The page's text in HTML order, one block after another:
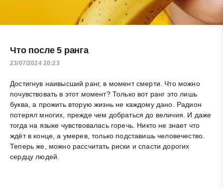
Что после 5 ранга
23/07/2024 20:23
Достигнув наивысший ранг, в момент смерти. Что можно
почувствовать в этот момент? Только вот ранг это лишь
буква, а прожить вторую жизнь не каждому дано. Радион
потерял многих, прежде чем добраться до величия. И даже
тогда на языке чувствовалась горечь. Никто не знает что
ждёт в конце, а умерев, только подставишь человечество.
Теперь же, можно рассчитать риски и спасти дорогих
сердцу людей.